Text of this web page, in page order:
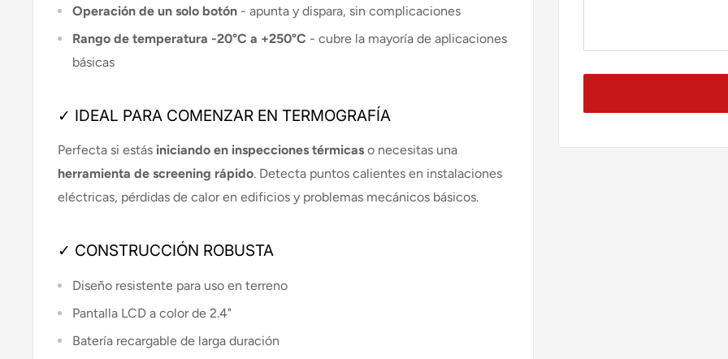
Operación de un solo botón - apunta y dispara, sin complicaciones
Rango de temperatura -20°C a +250°C - cubre la mayoría de aplicaciones
básicas
✓ IDEAL PARA COMENZAR EN TERMOGRAFÍA
Perfecta si estás iniciando en inspecciones térmicas o necesitas una
herramienta de screening rápido. Detecta puntos calientes en instalaciones
eléctricas, pérdidas de calor en edificios y problemas mecánicos básicos.
✓ CONSTRUCCIÓN ROBUSTA
Diseño resistente para uso en terreno
Pantalla LCD a color de 2.4"
Batería recargable de larga duración